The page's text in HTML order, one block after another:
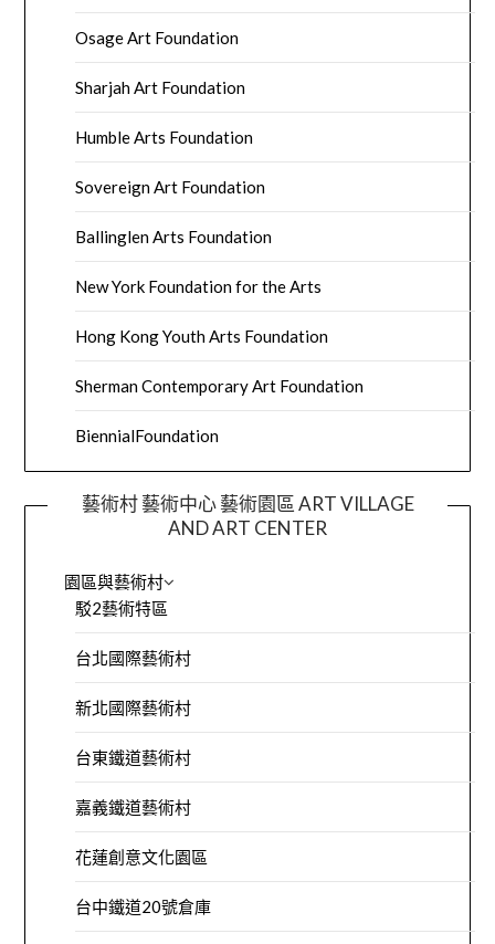
Osage Art Foundation
Sharjah Art Foundation
Humble Arts Foundation
Sovereign Art Foundation
Ballinglen Arts Foundation
New York Foundation for the Arts
Hong Kong Youth Arts Foundation
Sherman Contemporary Art Foundation
BiennialFoundation
藝術村 藝術中心 藝術園區 ART VILLAGE
AND ART CENTER
園區與藝術村
駁2藝術特區
台北國際藝術村
新北國際藝術村
台東鐵道藝術村
嘉義鐵道藝術村
花蓮創意文化園區
台中鐵道20號倉庫